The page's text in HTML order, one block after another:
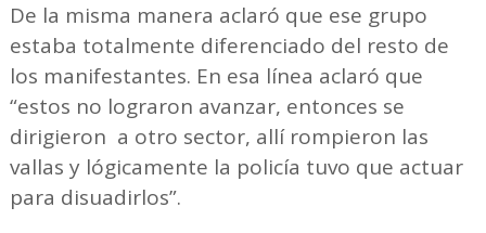
De la misma manera aclaró que ese grupo
estaba totalmente diferenciado del resto de
los manifestantes. En esa línea aclaró que
“estos no lograron avanzar, entonces se
dirigieron a otro sector, allí rompieron las
vallas y lógicamente la policía tuvo que actuar
para disuadirlos”.